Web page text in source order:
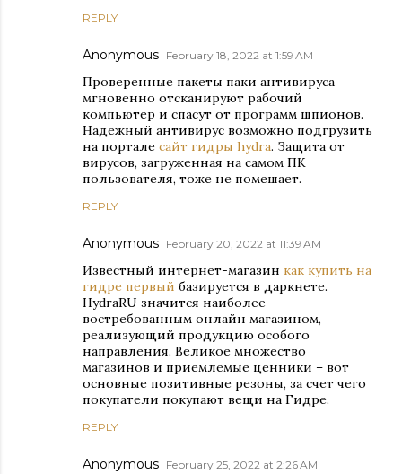
REPLY
Anonymous February 18, 2022 at 1:59 AM
Проверенные пакеты паки антивируса
мгновенно отсканируют рабочий
компьютер и спасут от программ шпионов.
Надежный антивирус возможно подгрузить
на портале сайт гидры hydra. Защита от
вирусов, загруженная на самом ПК
пользователя, тоже не помешает.
REPLY
Anonymous February 20, 2022 at 11:39 AM
Известный интернет-магазин как купить на
гидре первый базируется в даркнете.
HydraRU значится наиболее
востребованным онлайн магазином,
реализующий продукцию особого
направления. Великое множество
магазинов и приемлемые ценники – вот
основные позитивные резоны, за счет чего
покупатели покупают вещи на Гидре.
REPLY
Anonymous February 25, 2022 at 2:26 AM